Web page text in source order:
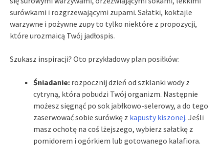
surówkami i rozgrzewającymi zupami. Sałatki, koktajle
warzywne i pożywne zupy to tylko niektóre z propozycji,
które urozmaicą Twój jadłospis.
Szukasz inspiracji? Oto przykładowy plan posiłków:
Śniadanie: rozpocznij dzień od szklanki wody z
cytryną, która pobudzi Twój organizm. Następnie
możesz sięgnąć po sok jabłkowo-selerowy, a do tego
zaserwować sobie surówkę z kapusty kiszonej. Jeśli
masz ochotę na coś lżejszego, wybierz sałatkę z
pomidorem i ogórkiem lub gotowanego kalafiora.